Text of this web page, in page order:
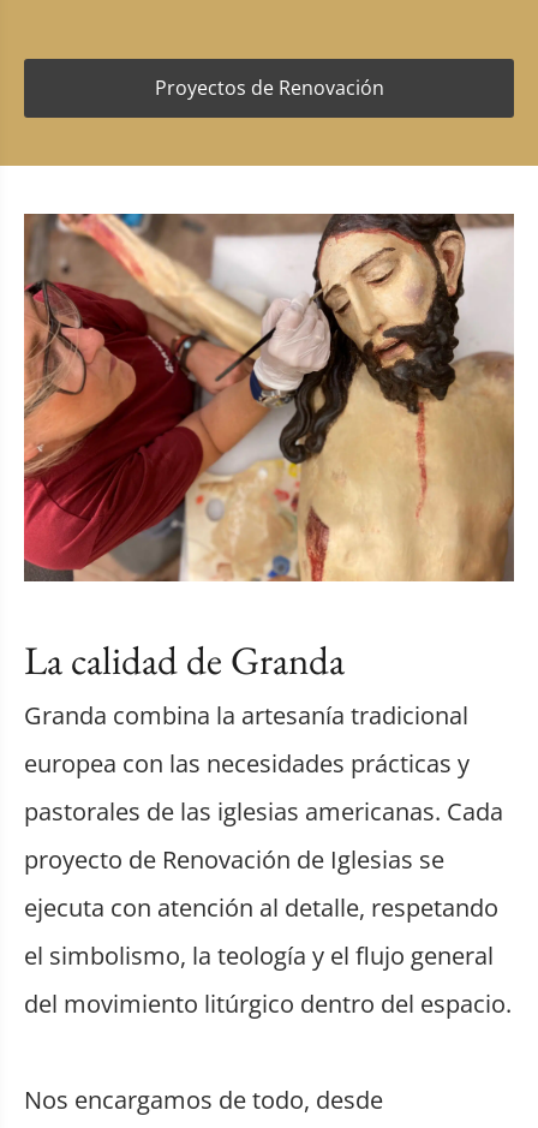
Proyectos de Renovación
La calidad de Granda
Granda combina la artesanía tradicional
europea con las necesidades prácticas y
pastorales de las iglesias americanas. Cada
proyecto de Renovación de Iglesias se
ejecuta con atención al detalle, respetando
el simbolismo, la teología y el flujo general
del movimiento litúrgico dentro del espacio.
Nos encargamos de todo, desde